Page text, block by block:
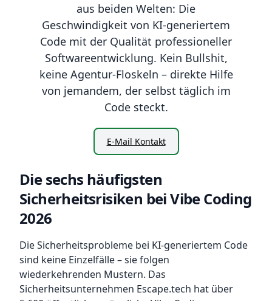
aus beiden Welten: Die
Geschwindigkeit von KI-generiertem
Code mit der Qualität professioneller
Softwareentwicklung. Kein Bullshit,
keine Agentur-Floskeln – direkte Hilfe
von jemandem, der selbst täglich im
Code steckt.
E-Mail Kontakt
Die sechs häufigsten
Sicherheitsrisiken bei Vibe Coding
2026
Die Sicherheitsprobleme bei KI-generiertem Code
sind keine Einzelfälle – sie folgen
wiederkehrenden Mustern. Das
Sicherheitsunternehmen Escape.tech hat über